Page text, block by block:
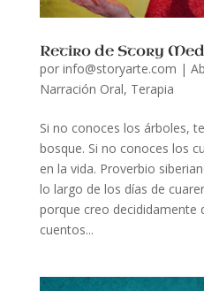
Retiro de Story
por info@storyarte.com |
Narración Oral, Terapia
Si no conoces los árboles,
bosque. Si no conoces los
en la vida. Proverbio
lo largo de los días de
porque creo decididamente
cuentos...